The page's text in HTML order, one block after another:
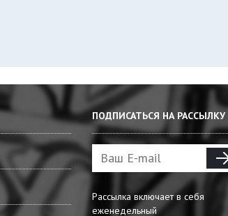
ПОДПИСАТЬСЯ НА РАССЫЛКУ
Рассылка включает в себя
еженедельный